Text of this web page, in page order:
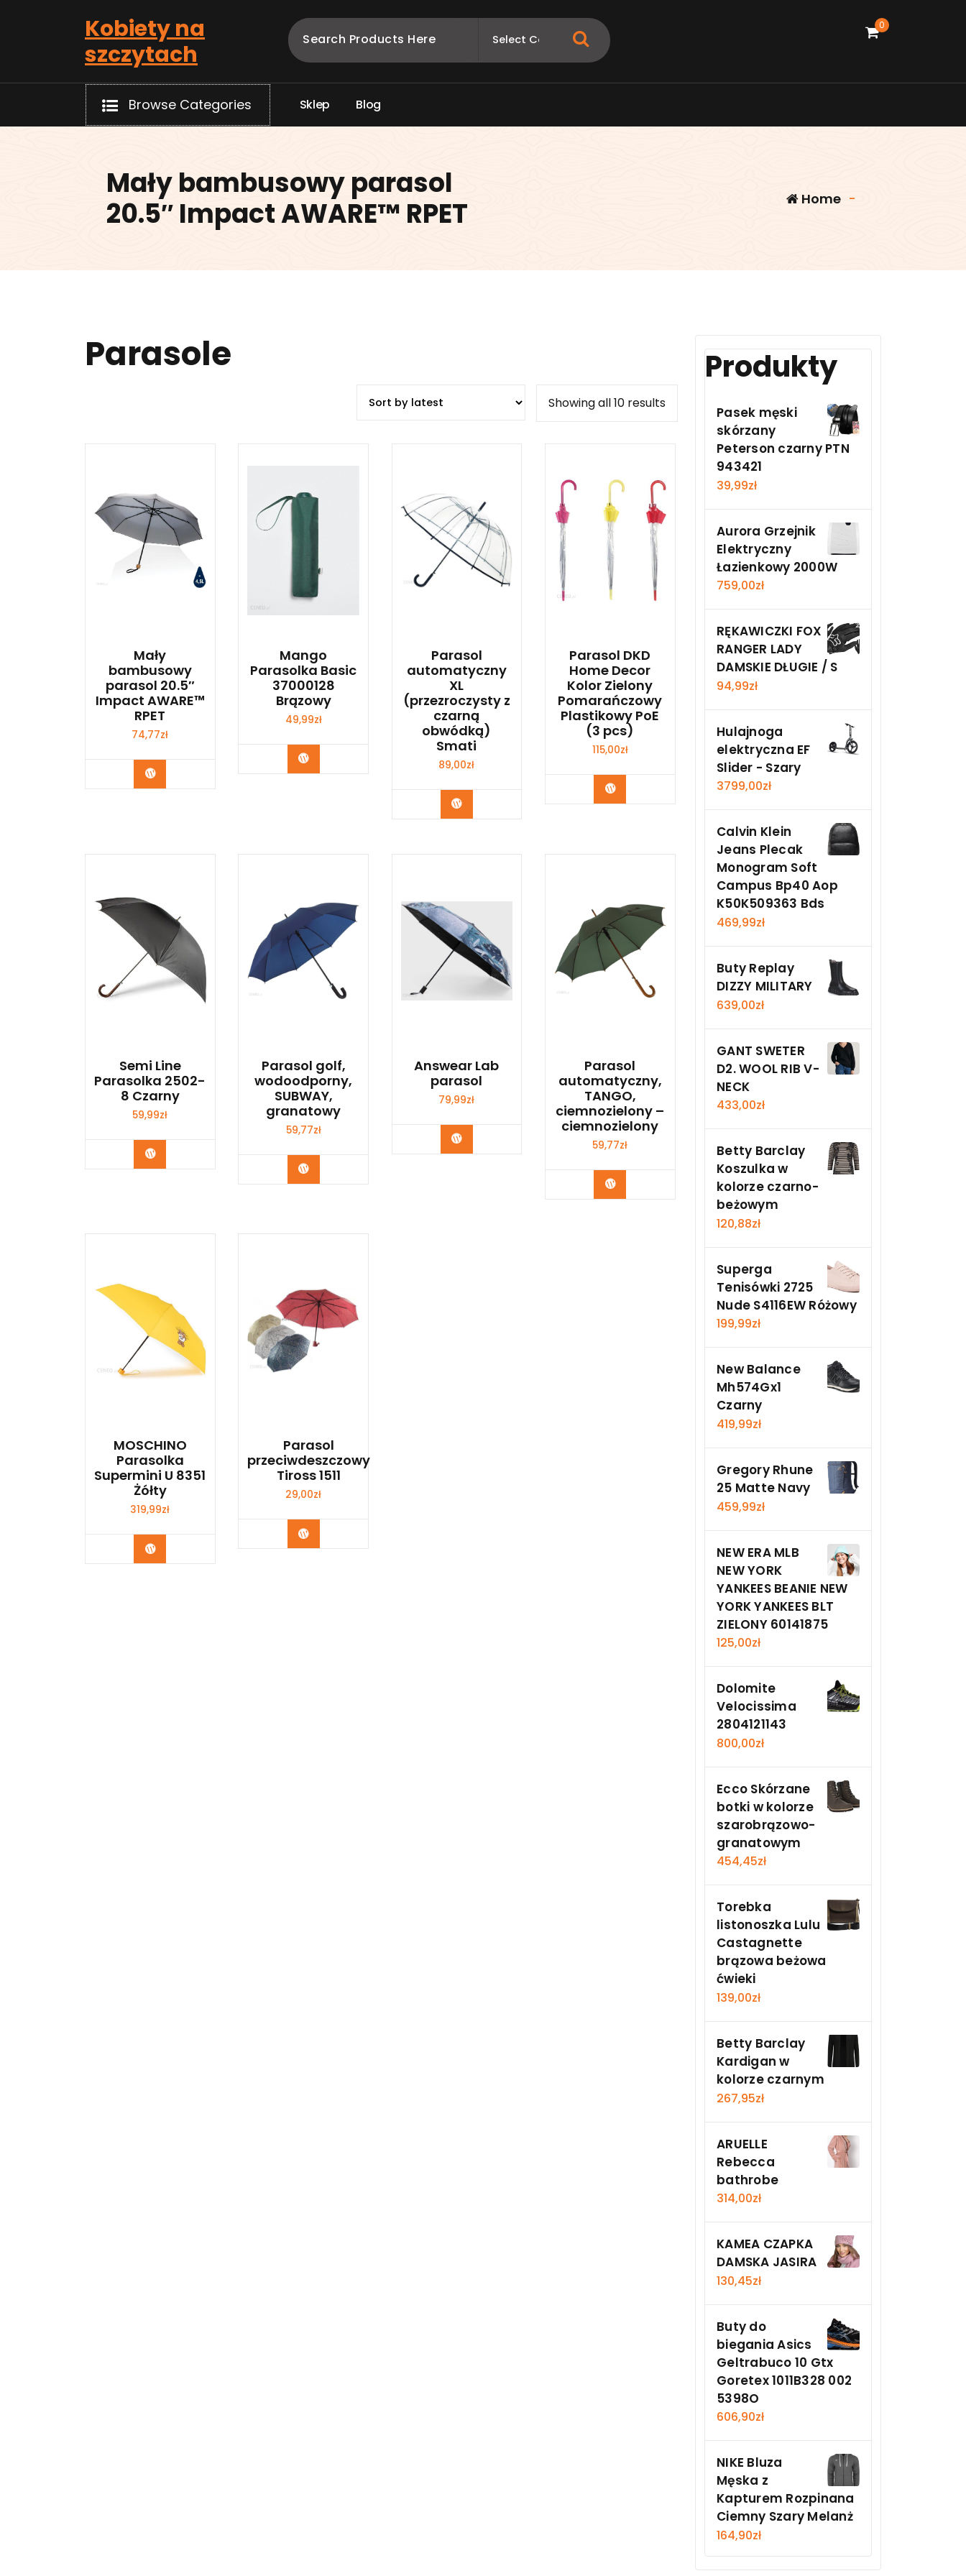
Kobiety na
szczytach
0
Browse Categories Sklep Blog
Mały bambusowy parasol
20.5″ Impact AWARE™ RPET
Home -
Parasole
Showing all 10 results
Mały
bambusowy
parasol 20.5″
Impact AWARE™
RPET
74,77zł
Kup Teraz
Mango
Parasolka Basic
37000128
Brązowy
49,99zł
Kup Teraz
Parasol
automatyczny
XL
(przezroczysty z
czarną
obwódką)
Smati
89,00zł
Kup Teraz
Parasol DKD
Home Decor
Kolor Zielony
Pomarańczowy
Plastikowy PoE
(3 pcs)
115,00zł
Kup Teraz
Semi Line
Parasolka 2502-
8 Czarny
59,99zł
Kup Teraz
Parasol golf,
wodoodporny,
SUBWAY,
granatowy
59,77zł
Kup Teraz
Answear Lab
parasol
79,99zł
Kup Teraz
Parasol
automatyczny,
TANGO,
ciemnozielony –
ciemnozielony
59,77zł
Kup Teraz
MOSCHINO
Parasolka
Supermini U 8351
Żółty
319,99zł
Kup Teraz
Parasol
przeciwdeszczowy
Tiross 1511
29,00zł
Kup Teraz
Produkty
Pasek męski
skórzany
Peterson czarny PTN
943421
39,99zł
Aurora Grzejnik
Elektryczny
Łazienkowy 2000W
759,00zł
RĘKAWICZKI FOX
RANGER LADY
DAMSKIE DŁUGIE / S
94,99zł
Hulajnoga
elektryczna EF
Slider - Szary
3799,00zł
Calvin Klein
Jeans Plecak
Monogram Soft
Campus Bp40 Aop
K50K509363 Bds
469,99zł
Buty Replay
DIZZY MILITARY
639,00zł
GANT SWETER
D2. WOOL RIB V-
NECK
433,00zł
Betty Barclay
Koszulka w
kolorze czarno-
beżowym
120,88zł
Superga
Tenisówki 2725
Nude S4116EW Różowy
199,99zł
New Balance
Mh574Gx1
Czarny
419,99zł
Gregory Rhune
25 Matte Navy
459,99zł
NEW ERA MLB
NEW YORK
YANKEES BEANIE NEW
YORK YANKEES BLT
ZIELONY 60141875
125,00zł
Dolomite
Velocissima
2804121143
800,00zł
Ecco Skórzane
botki w kolorze
szarobrązowo-
granatowym
454,45zł
Torebka
listonoszka Lulu
Castagnette
brązowa beżowa
ćwieki
139,00zł
Betty Barclay
Kardigan w
kolorze czarnym
267,95zł
ARUELLE
Rebecca
bathrobe
314,00zł
KAMEA CZAPKA
DAMSKA JASIRA
130,45zł
Buty do
biegania Asics
Geltrabuco 10 Gtx
Goretex 1011B328 002
5398O
606,90zł
NIKE Bluza
Męska z
Kapturem Rozpinana
Ciemny Szary Melanż
164,90zł